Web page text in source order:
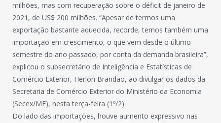
milhões, mas com recuperação sobre o déficit de janeiro de
2021, de US$ 200 milhões. “Apesar de termos uma
exportação bastante aquecida, recorde, temos também uma
importação em crescimento, o que vem desde o último
semestre do ano passado, por conta da demanda brasileira”,
explicou o subsecretário de Inteligência e Estatísticas de
Comércio Exterior, Herlon Brandão, ao divulgar os dados da
Secretaria de Comércio Exterior do Ministério da Economia
(Secex/ME), nesta terça-feira (1º/2).
Do lado das importações, houve aumento expressivo nas